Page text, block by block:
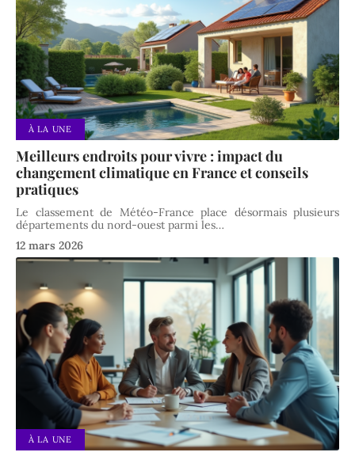
À LA UNE
Meilleurs endroits pour vivre : impact du
changement climatique en France et conseils
pratiques
Le classement de Météo-France place désormais plusieurs
départements du nord-ouest parmi les…
12 mars 2026
À LA UNE